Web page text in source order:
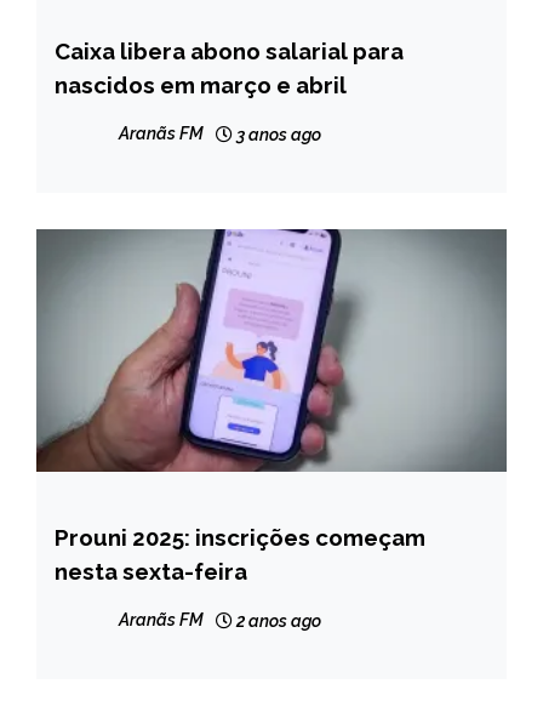
BRASIL
NOTÍCIAS
Caixa libera abono salarial para
nascidos em março e abril
Aranãs FM 3 anos ago
BRASIL
NOTÍCIAS
Prouni 2025: inscrições começam
nesta sexta-feira
Aranãs FM 2 anos ago